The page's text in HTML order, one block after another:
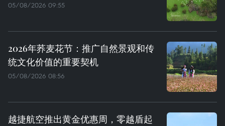
05/08/2026 09:55
2026年荞麦花节：推广自然景观和传
统文化价值的重要契机
05/08/2026 08:56
越捷航空推出黄金优惠周，零越盾起